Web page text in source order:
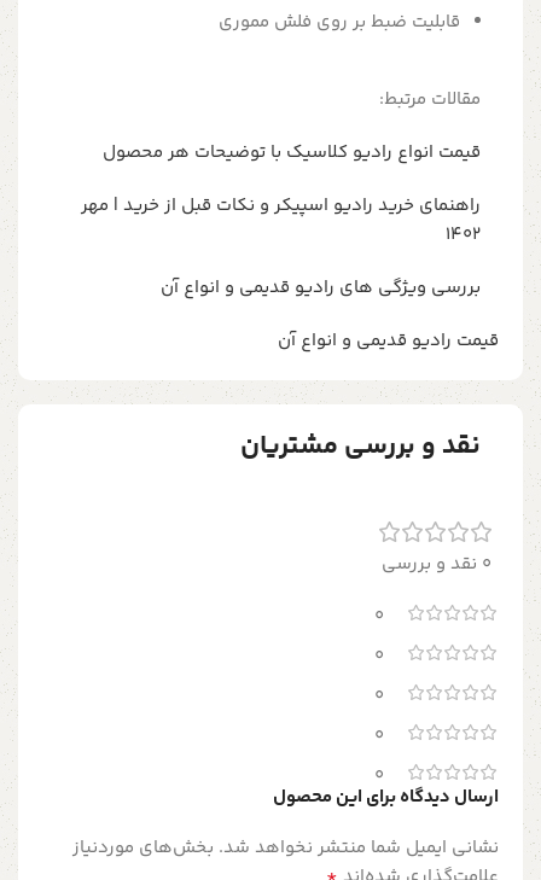
قابلیت ضبط بر روی فلش مموری
مقالات مرتبط:
قیمت انواع رادیو کلاسیک با توضیحات هر محصول
راهنمای خرید رادیو اسپیکر و نکات قبل از خرید | مهر
1402
بررسی ویژگی های رادیو قدیمی و انواع آن
قیمت رادیو قدیمی و انواع آن
نقد و بررسی مشتریان
0 نقد و بررسی
0
0
0
0
0
ارسال دیدگاه برای این محصول
نشانی ایمیل شما منتشر نخواهد شد. بخش‌های موردنیاز